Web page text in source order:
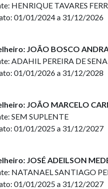
HENRIQUE TAVARES
01/01/2024 a 31/12/2026
JOÃO BOSCO
ADAHIL PEREIRA DE SENA
01/01/2026 a 31/12/2028
JOÃO MARCELO
SEM SUPLENTE
01/01/2025 a 31/12/2027
JOSÉ ADEILSON
NATANAEL SANTIAGO
01/01/2025 a 31/12/2027